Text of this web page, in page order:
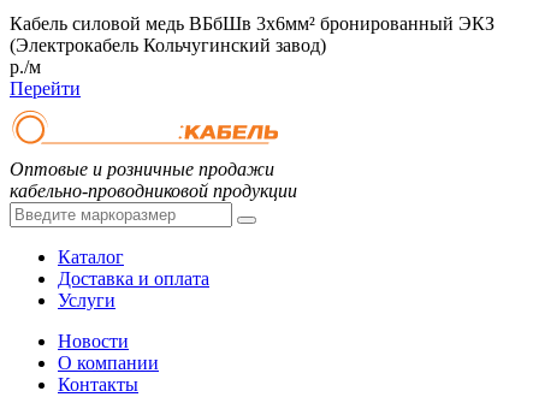
Кабель силовой медь ВБбШв 3x6мм² бронированный ЭКЗ
(Электрокабель Кольчугинский завод)
р./м
Перейти
Оптовые и розничные продажи
кабельно-проводниковой продукции
Каталог
Доставка и оплата
Услуги
Новости
О компании
Контакты